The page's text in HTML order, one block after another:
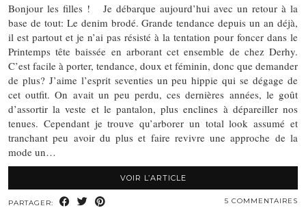
Bonjour les filles ! Je débarque aujourd’hui avec un retour à la
base de tout: Le denim brodé. Grande tendance depuis un an déjà,
il est partout et je n’ai pas résisté à la tentation pour foncer dans le
Printemps tête baissée en arborant cet ensemble de chez Derhy.
C’est facile à porter, tendance, doux et féminin, donc que demander
de plus? J’aime l’esprit seventies un peu hippie qui se dégage de
cet outfit. On avait un peu perdu, ces dernières années, le goût
d’assortir la veste et le pantalon, plus enclines à dépareiller nos
tenues. Cependant je trouve qu’arborer un total look assumé et
tranchant peu avoir du plus et faire revivre une approche de la
mode un…
VOIR L’ARTICLE
PARTAGER: 5 COMMENTAIRES